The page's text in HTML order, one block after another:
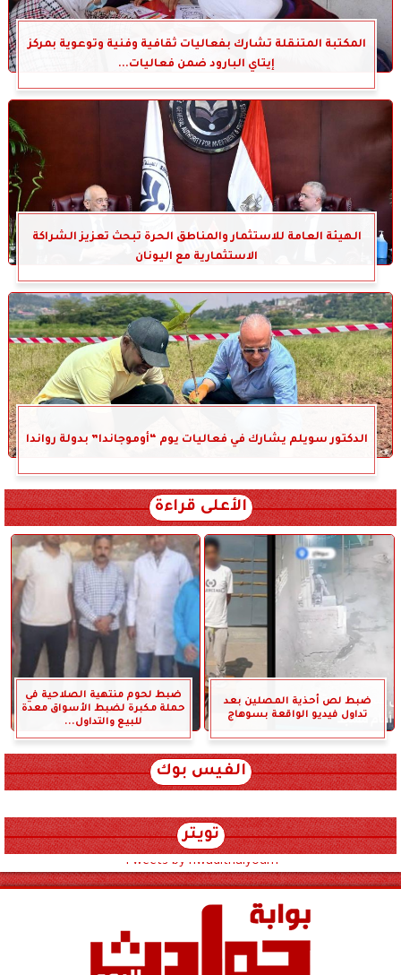
المكتبة المتنقلة تشارك بفعاليات ثقافية وفنية وتوعوية بمركز
إيتاي البارود ضمن فعاليات...
الهيئة العامة للاستثمار والمناطق الحرة تبحث تعزيز الشراكة
الاستثمارية مع اليونان
الدكتور سويلم يشارك في فعاليات يوم “أوموجاندا” بدولة رواندا
الأعلى قراءة
ضبط لص أحذية المصلين بعد
تداول فيديو الواقعة بسوهاج
ضبط لحوم منتهية الصلاحية في
حملة مكبرة لضبط الأسواق معدة
للبيع والتداول...
الفيس بوك
تويتر
Tweets by hwadithalyoum